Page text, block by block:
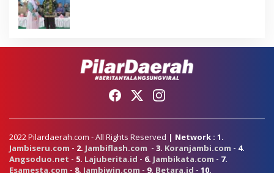
2022 Pilardaerah.com - All Rights Reserved | Network : 1.
Jambiseru.com - 2. Jambiflash.com - 3. Koranjambi.com - 4.
Angsoduo.net - 5. Lajuberita.id - 6. Jambikata.com - 7.
Esamesta.com - 8. Jambiwin.com - 9. Betara.id - 10.